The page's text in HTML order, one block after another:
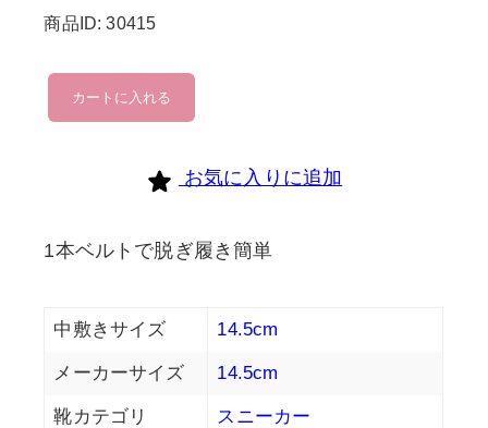
商品ID: 30415
ifme
個
カートに入れる
お気に入りに追加
1本ベルトで脱ぎ履き簡単
中敷きサイズ 14.5cm
メーカーサイズ 14.5cm
靴カテゴリ スニーカー